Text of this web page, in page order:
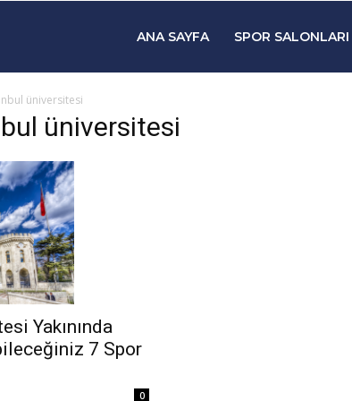
ANA SAYFA SPOR SALONLARI
üniversitesi
üniversitesi
Yakınında
7 Spor
0